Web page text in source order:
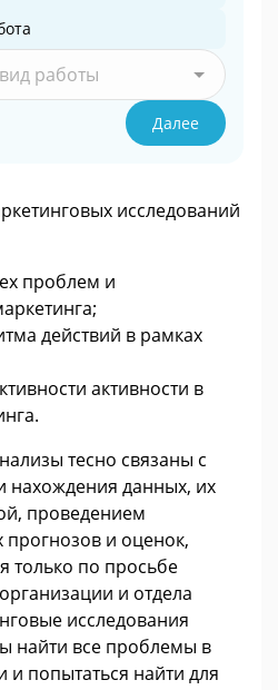
работы
Далее
исследований
проблем и
действий в рамках
активности в
тесно связаны с
нахождения данных, их
проведением
и оценок,
только по просьбе
и отдела
исследования
найти все проблемы в
и попытаться найти для